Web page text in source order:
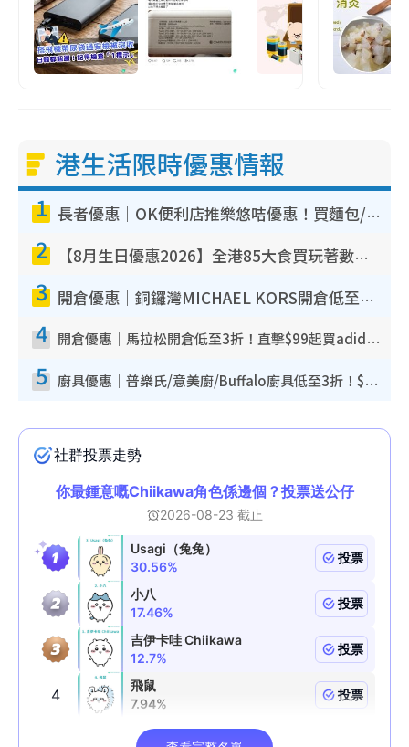
港生活限時優惠情報
1 長者優惠｜OK便利店推樂悠咭優惠！買麵包/牛奶/保健品拍卡即減
2 【8月生日優惠2026】全港85大食買玩著數攻略 自助餐/火鍋放題同行免費＋誠品/DONKI送現金券
3 開倉優惠｜銅鑼灣MICHAEL KORS開倉低至17折！直擊$500起買手袋/銀包/鞋款 必買經典Jet Set系列
4 開倉優惠｜馬拉松開倉低至3折！直擊$99起買adidas／New Balance／Puma鞋款 STANLEY保溫杯劈價至$119起
5 廚具優惠｜普樂氏/意美廚/Buffalo廚具低至3折！$89起買煎鍋／炒鑊／個人鍋 同場小家電激減至$99起